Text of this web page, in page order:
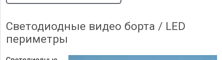
Светодиодные видео борта / LED
периметры